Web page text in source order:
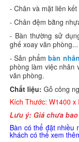
- Chân và mặt liên
- Chân đệm bằng
- Bàn thường sử
ghế xoay văn phòng...
- Sản phẩmbàn
phòng làm việc nhân
văn phòng.
Chất liệu: Gỗ công
Kích Thước: W1400 x
Lưu ý: Giá chưa
Bàn có thể đặt nhiều
khách có thể xem